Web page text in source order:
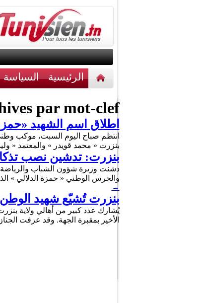
الرئيسية السياسة
أخبار مختلفة
par mot-clef :
اطلاق اسم الشهيد
انتظم صباح اليوم السبت، موكب
بنزرت « محمد قويدر » والمعتمد «
بنزرت: تدشين نصب
والحرس الوطني « حمزة الدلالي »‎ الذي استشهد في العملية الإرهابية بعين سلطان من ولاية جندوبة، وذلك بمدخل مدينة جرزونة تخليدا …
→
بنزرت تُشيّع شهيد الوطن
يُشارك عدد كبير من أهالي ولاية
الأخير بمقبرة الجهة. وقد عرفت